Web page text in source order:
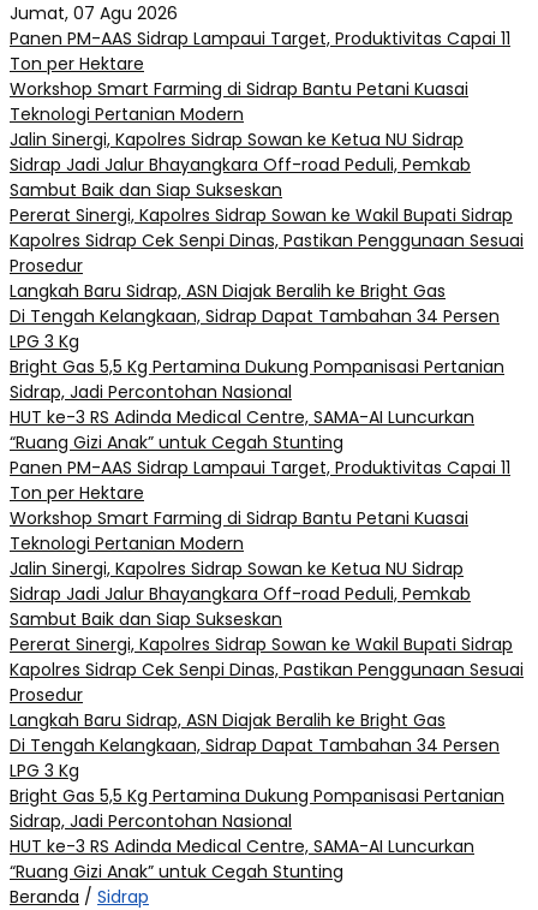
Jumat, 07 Agu 2026
Panen PM-AAS Sidrap Lampaui Target, Produktivitas Capai 11
Ton per Hektare
Workshop Smart Farming di Sidrap Bantu Petani Kuasai
Teknologi Pertanian Modern
Jalin Sinergi, Kapolres Sidrap Sowan ke Ketua NU Sidrap
Sidrap Jadi Jalur Bhayangkara Off-road Peduli, Pemkab
Sambut Baik dan Siap Sukseskan
Pererat Sinergi, Kapolres Sidrap Sowan ke Wakil Bupati Sidrap
Kapolres Sidrap Cek Senpi Dinas, Pastikan Penggunaan Sesuai
Prosedur
Langkah Baru Sidrap, ASN Diajak Beralih ke Bright Gas
Di Tengah Kelangkaan, Sidrap Dapat Tambahan 34 Persen
LPG 3 Kg
Bright Gas 5,5 Kg Pertamina Dukung Pompanisasi Pertanian
Sidrap, Jadi Percontohan Nasional
HUT ke-3 RS Adinda Medical Centre, SAMA-AI Luncurkan
“Ruang Gizi Anak” untuk Cegah Stunting
Panen PM-AAS Sidrap Lampaui Target, Produktivitas Capai 11
Ton per Hektare
Workshop Smart Farming di Sidrap Bantu Petani Kuasai
Teknologi Pertanian Modern
Jalin Sinergi, Kapolres Sidrap Sowan ke Ketua NU Sidrap
Sidrap Jadi Jalur Bhayangkara Off-road Peduli, Pemkab
Sambut Baik dan Siap Sukseskan
Pererat Sinergi, Kapolres Sidrap Sowan ke Wakil Bupati Sidrap
Kapolres Sidrap Cek Senpi Dinas, Pastikan Penggunaan Sesuai
Prosedur
Langkah Baru Sidrap, ASN Diajak Beralih ke Bright Gas
Di Tengah Kelangkaan, Sidrap Dapat Tambahan 34 Persen
LPG 3 Kg
Bright Gas 5,5 Kg Pertamina Dukung Pompanisasi Pertanian
Sidrap, Jadi Percontohan Nasional
HUT ke-3 RS Adinda Medical Centre, SAMA-AI Luncurkan
“Ruang Gizi Anak” untuk Cegah Stunting
Beranda / Sidrap